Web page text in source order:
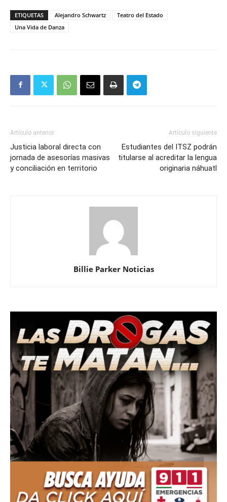
ETIQUETAS Alejandro Schwartz
Teatro del Estado
Una Vida de Danza
Artículo anterior
Justicia laboral directa con
jornada de asesorías masivas
y conciliación en territorio
Artículo siguiente
Estudiantes del ITSZ podrán
titularse al acreditar la lengua
originaria náhuatl
Billie Parker Noticias